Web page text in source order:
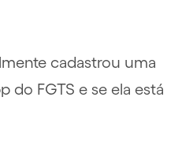
cadastrou uma
do FGTS e se ela está